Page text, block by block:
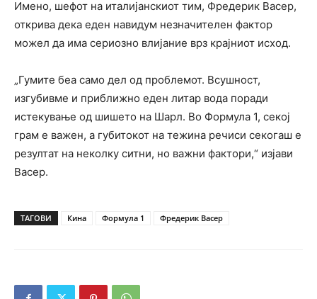
Имено, шефот на италијанскиот тим, Фредерик Васер,
открива дека еден навидум незначителен фактор
можел да има сериозно влијание врз крајниот исход.
„Гумите беа само дел од проблемот. Всушност,
изгубивме и приближно еден литар вода поради
истекување од шишето на Шарл. Во Формула 1, секој
грам е важен, а губитокот на тежина речиси секогаш е
резултат на неколку ситни, но важни фактори,“ изјави
Васер.
ТАГОВИ Кина Формула 1 Фредерик Васер